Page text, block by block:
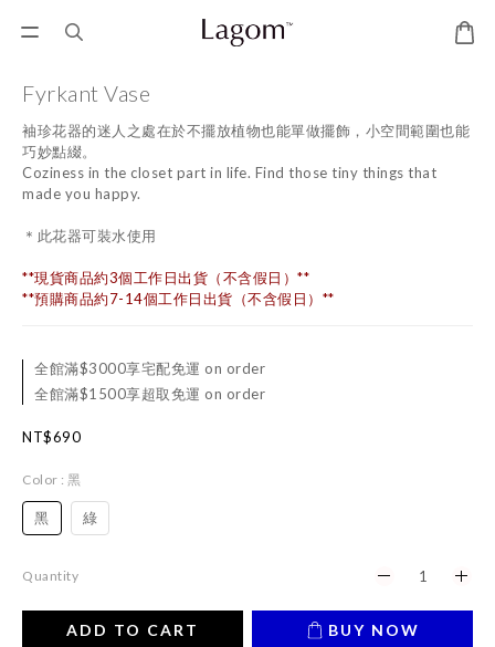
Fyrkant Vase
袖珍花器的迷人之處在於不擺放植物也能單做擺飾，小空間範圍也能
巧妙點綴。
Coziness in the closet part in life. Find those tiny things that
made you happy.
＊此花器可裝水使用
**現貨商品約3個工作日出貨（不含假日）**
**預購商品約7-14個工作日出貨（不含假日）**
全館滿$3000享宅配免運 on order
全館滿$1500享超取免運 on order
NT$690
Color : 黑
黑 綠
Quantity
ADD TO CART BUY NOW